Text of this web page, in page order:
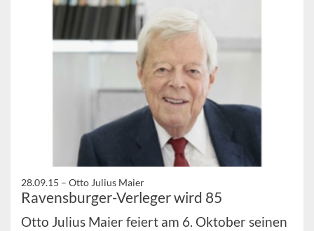
28.09.15 – Otto Julius Maier
Ravensburger-Verleger wird 85
Otto Julius Maier feiert am 6. Oktober seinen